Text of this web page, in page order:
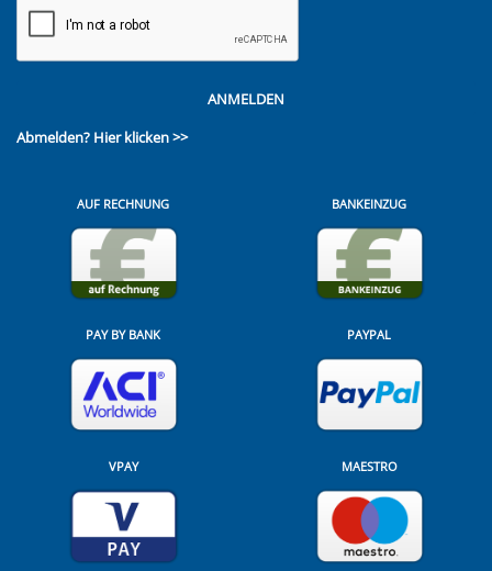
ANMELDEN
Abmelden? Hier klicken >>
AUF RECHNUNG BANKEINZUG
PAY BY BANK PAYPAL
VPAY MAESTRO